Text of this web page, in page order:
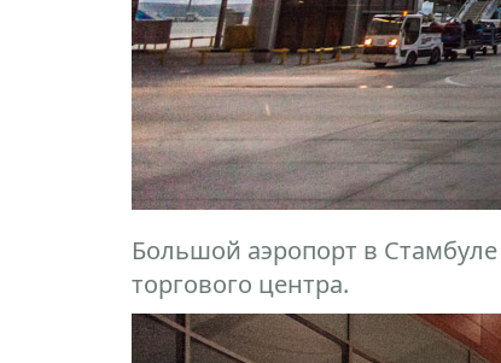
Большой аэропорт в
торгового центра.